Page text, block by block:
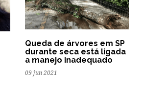
Queda de árvores em SP
durante seca está ligada
a manejo inadequado
09 jun 2021